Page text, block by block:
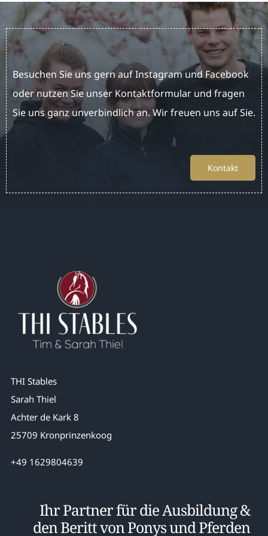
News
Kontakt
Besuchen Sie uns gern auf Instagram und Facebook
oder nutzen Sie unser Kontaktformular und fragen
Sie uns ganz unverbindlich an. Wir freuen uns auf Sie.
Kontakt
THI Stables
Sarah Thiel
Achter de Kark 8
25709 Kronprinzenkoog
+49 1629804639
Ihr Partner für die Ausbildung &
den Beritt von Ponys und Pferden